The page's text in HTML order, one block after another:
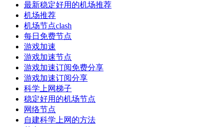
最新稳定好用的机场推荐
机场推荐
机场节点clash
每日免费节点
游戏加速
游戏加速节点
游戏加速订阅免费分享
游戏加速订阅分享
科学上网梯子
稳定好用的机场节点
网络节点
自建科学上网的方法